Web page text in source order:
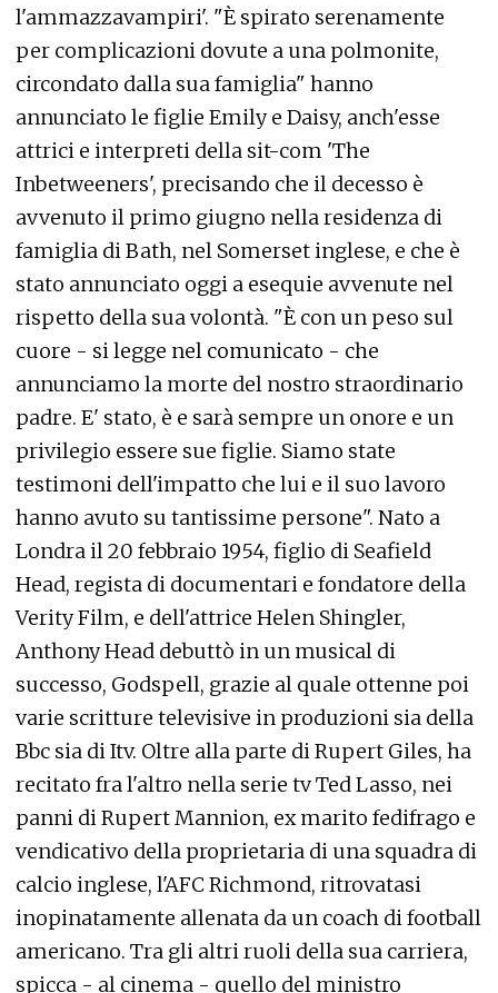
l'ammazzavampiri'. "È spirato serenamente
per complicazioni dovute a una polmonite,
circondato dalla sua famiglia" hanno
annunciato le figlie Emily e Daisy, anch'esse
attrici e interpreti della sit-com 'The
Inbetweeners', precisando che il decesso è
avvenuto il primo giugno nella residenza di
famiglia di Bath, nel Somerset inglese, e che è
stato annunciato oggi a esequie avvenute nel
rispetto della sua volontà. "È con un peso sul
cuore - si legge nel comunicato - che
annunciamo la morte del nostro straordinario
padre. E' stato, è e sarà sempre un onore e un
privilegio essere sue figlie. Siamo state
testimoni dell'impatto che lui e il suo lavoro
hanno avuto su tantissime persone". Nato a
Londra il 20 febbraio 1954, figlio di Seafield
Head, regista di documentari e fondatore della
Verity Film, e dell'attrice Helen Shingler,
Anthony Head debuttò in un musical di
successo, Godspell, grazie al quale ottenne poi
varie scritture televisive in produzioni sia della
Bbc sia di Itv. Oltre alla parte di Rupert Giles, ha
recitato fra l'altro nella serie tv Ted Lasso, nei
panni di Rupert Mannion, ex marito fedifrago e
vendicativo della proprietaria di una squadra di
calcio inglese, l'AFC Richmond, ritrovatasi
inopinatamente allenata da un coach di football
americano. Tra gli altri ruoli della sua carriera,
spicca - al cinema - quello del ministro